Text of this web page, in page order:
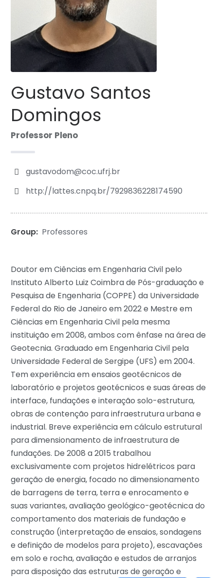
Gustavo Santos
Domingos
Professor Pleno
gustavodom@coc.ufrj.br
http://lattes.cnpq.br/7929836228174590
Group: Professores
Doutor em Ciências em Engenharia Civil pelo
Instituto Alberto Luiz Coimbra de Pós-graduação e
Pesquisa de Engenharia (COPPE) da Universidade
Federal do Rio de Janeiro em 2022 e Mestre em
Ciências em Engenharia Civil pela mesma
instituição em 2008, ambos com ênfase na área de
Geotecnia. Graduado em Engenharia Civil pela
Universidade Federal de Sergipe (UFS) em 2004.
Tem experiência em ensaios geotécnicos de
laboratório e projetos geotécnicos e suas áreas de
interface, fundações e interação solo-estrutura,
obras de contenção para infraestrutura urbana e
industrial. Breve experiência em cálculo estrutural
para dimensionamento de infraestrutura de
fundações. De 2008 a 2015 trabalhou
exclusivamente com projetos hidrelétricos para
geração de energia, focado no dimensionamento
de barragens de terra, terra e enrocamento e
suas variantes, avaliação geológico-geotécnica do
comportamento dos materiais de fundação e
construção (interpretação de ensaios, sondagens
e definição de modelos para projeto), escavações
em solo e rocha, avaliação e estudos de arranjos
para disposição das estruturas de geração e